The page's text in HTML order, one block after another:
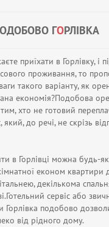
ГОРЛІВКА
приїхати в Горлівку, і
проживання, то
такого варіанту, як
економія?Подобова
тим, хто не готовий
який, до речі, не скрізь
в Горлівці можна будь-
економ квартири
декількома
сервіс або
подобово
від рідного дому.